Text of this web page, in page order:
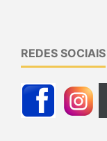
REDES SOCIAIS